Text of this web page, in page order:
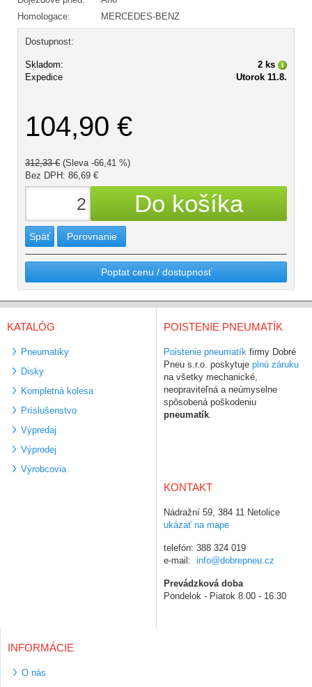
Homologace:
MERCEDES-BENZ
Dostupnost:
Skladom:
2 ks
Expedice
Utorok 11.8.
104,90 €
312,33 € (Sleva -66,41 %)
Bez DPH: 86,69 €
Späť Porovnanie
Poptat cenu / dostupnosť
KATALÓG
Pneumatiky
Disky
Kompletná kolesa
Príslušenstvo
Výpredaj
Výprodej
Výrobcovia
POISTENIE PNEUMATÍK
Poistenie pneumatík firmy Dobré
Pneu s.r.o. poskytuje plnú záruku
na všetky mechanické,
neopraviteľná a neúmyselne
spôsobená poškodeniu
pneumatík
KONTAKT
Nádražní 59, 384 11 Netolice
ukázať na mape
telefón: 388 324 019
e-mail: info@dobrepneu.cz
Prevádzková doba
Pondelok - Piatok 8.00 - 16.30
INFORMÁCIE
O nás